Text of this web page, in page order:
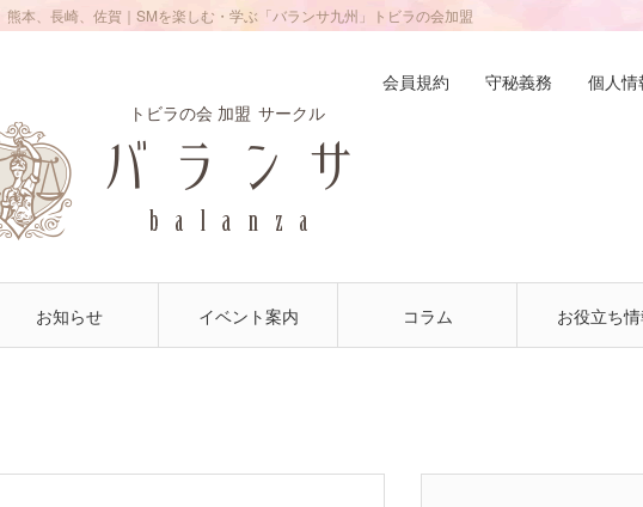
本、長崎、佐賀｜SMを楽しむ・学ぶ「バランサ九州」トビラの会加盟
トビラの会 加盟 サークル
お知らせ イベント案内 コラム お役立ち
会員規約 守秘義務 個人